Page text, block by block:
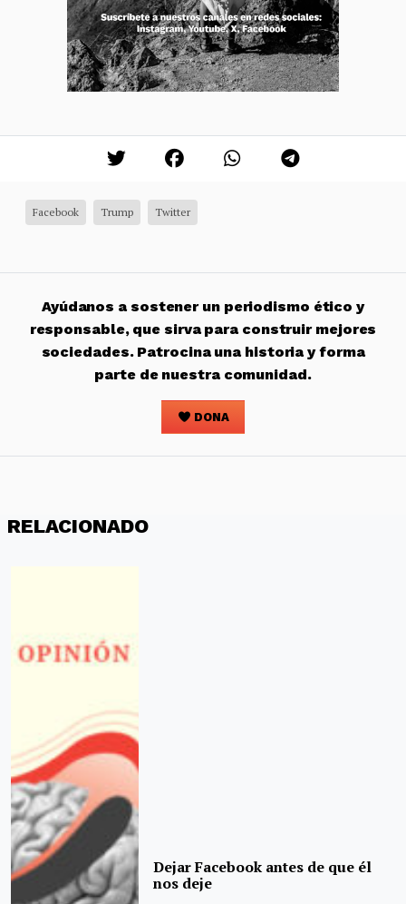
Facebook Trump Twitter
Ayúdanos a sostener un periodismo ético y
responsable, que sirva para construir mejores
sociedades. Patrocina una historia y forma
parte de nuestra comunidad.
DONA
RELACIONADO
Dejar Facebook antes de que él
nos deje